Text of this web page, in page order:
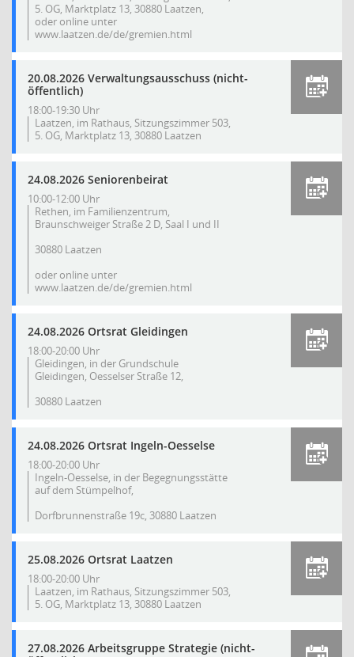
5. OG, Marktplatz 13, 30880 Laatzen,
oder online unter
www.laatzen.de/de/gremien.html
20.08.2026 Verwaltungsausschuss (nicht-
öffentlich)
18:00-19:30 Uhr
Laatzen, im Rathaus, Sitzungszimmer 503,
5. OG, Marktplatz 13, 30880 Laatzen
24.08.2026 Seniorenbeirat
10:00-12:00 Uhr
Rethen, im Familienzentrum,
Braunschweiger Straße 2 D, Saal I und II
30880 Laatzen
oder online unter
www.laatzen.de/de/gremien.html
24.08.2026 Ortsrat Gleidingen
18:00-20:00 Uhr
Gleidingen, in der Grundschule
Gleidingen, Oesselser Straße 12,
30880 Laatzen
24.08.2026 Ortsrat Ingeln-Oesselse
18:00-20:00 Uhr
Ingeln-Oesselse, in der Begegnungsstätte
auf dem Stümpelhof,
Dorfbrunnenstraße 19c, 30880 Laatzen
25.08.2026 Ortsrat Laatzen
18:00-20:00 Uhr
Laatzen, im Rathaus, Sitzungszimmer 503,
5. OG, Marktplatz 13, 30880 Laatzen
27.08.2026 Arbeitsgruppe Strategie (nicht-